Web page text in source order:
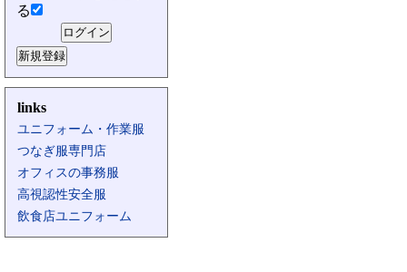
る
links
ユニフォーム・作業服
つなぎ服専門店
オフィスの事務服
高視認性安全服
飲食店ユニフォーム